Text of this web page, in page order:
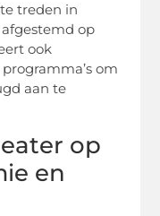
treden in
op
ook
om
aan te
op
en